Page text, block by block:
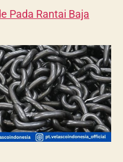
Pada Rantai Baja